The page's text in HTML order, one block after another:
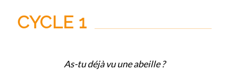
CYCLE 1
As-tu déjà vu une abeille ?